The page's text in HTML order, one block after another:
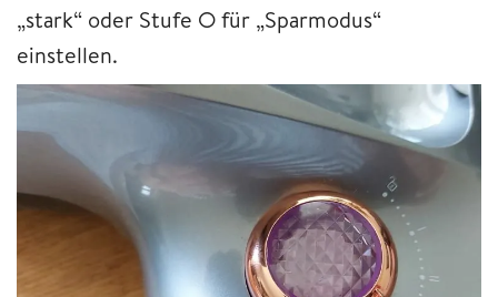
„stark“ oder Stufe O für „Sparmodus“
einstellen.